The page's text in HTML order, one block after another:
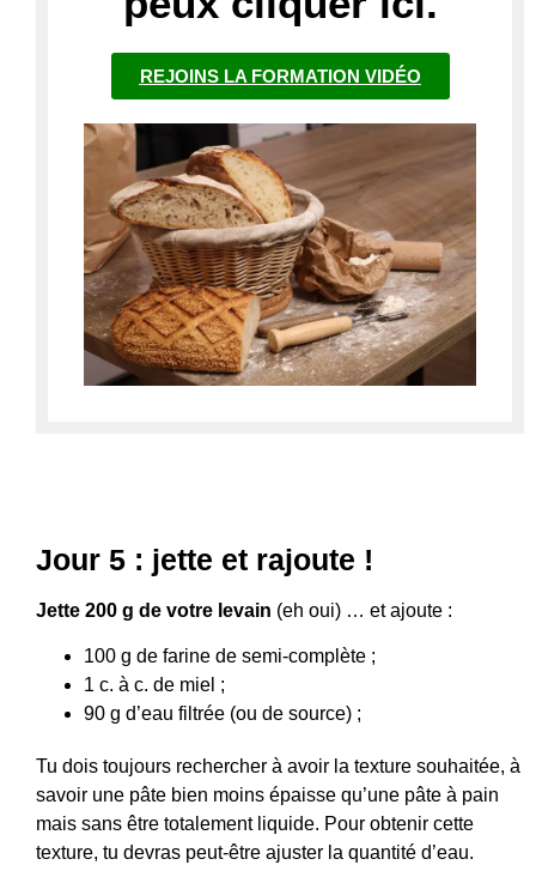
REJOINS LA FORMATION VIDÉO
Jour 5 : jette et rajoute !
Jette 200 g de votre levain (eh oui) … et ajoute :
100 g de farine de semi-complète ;
1 c. à c. de miel ;
90 g d’eau filtrée (ou de source) ;
Tu dois toujours rechercher à avoir la texture souhaitée, à
savoir une pâte bien moins épaisse qu’une pâte à pain
mais sans être totalement liquide. Pour obtenir cette
texture, tu devras peut-être ajuster la quantité d’eau.